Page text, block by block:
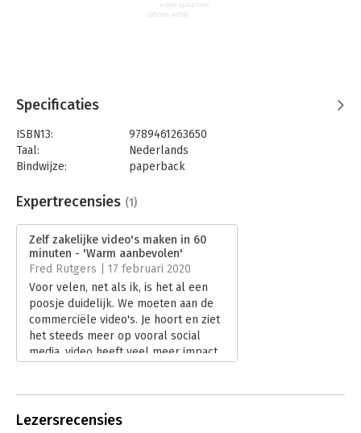
video-opnames
iphone video
Specificaties
ISBN13:
9789461263650
Taal:
Nederlands
Bindwijze:
paperback
Uitgever:
Uitgeverij Haystack
Verschijningsdatum:
14-11-2019
Hoofdrubriek: Communicatie en media
social media
Serie:
Digitale trends en tools in 60 minuten
Expertrecensies (1)
Zelf zakelijke video's maken in 60
minuten - 'Warm aanbevolen'
Fred Rutgers | 17 februari 2020
Voor velen, net als ik, is het al een
poosje duidelijk. We moeten aan de
commerciële video's. Je hoort en ziet
het steeds meer op vooral social
media, video heeft veel meer impact
Lees verder
Lezersrecensies